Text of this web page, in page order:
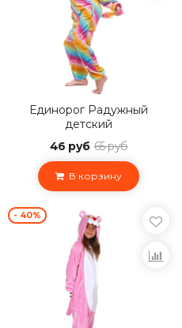
Единорог Радужный
детский
46 руб 65 руб
В корзину
- 40%